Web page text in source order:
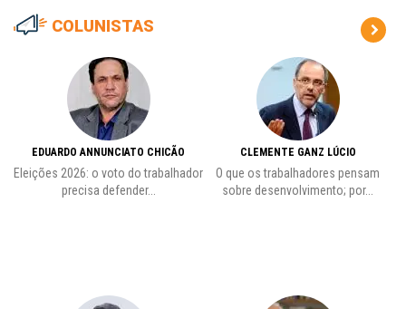
COLUNISTAS
EDUARDO ANNUNCIATO CHICÃO
Eleições 2026: o voto do trabalhador
precisa defender...
CLEMENTE GANZ LÚCIO
O que os trabalhadores pensam
sobre desenvolvimento; por...